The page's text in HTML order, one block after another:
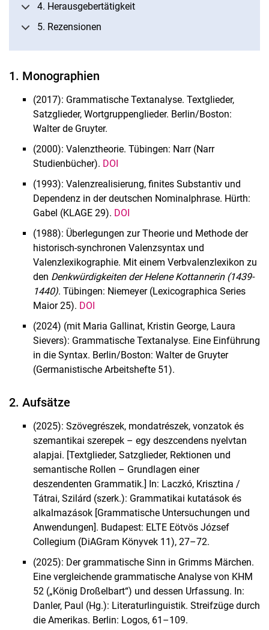
4. Herausgebertätigkeit
5. Rezensionen
1. Monographien
(2017): Grammatische Textanalyse. Textglieder,
Satzglieder, Wortgruppenglieder. Berlin/Boston:
Walter de Gruyter.
(2000): Valenztheorie. Tübingen: Narr (Narr
Studienbücher). DOI
(1993): Valenzrealisierung, finites Substantiv und
Dependenz in der deutschen Nominal­phrase. Hürth:
Gabel (KLAGE 29). DOI
(1988): Überlegungen zur Theorie und Methode der
historisch-synchronen Valenzsyntax und
Valenzlexikographie. Mit einem Verbvalenzlexikon zu
den Denkwürdigkeiten der Helene Kottannerin (1439-
1440). Tübingen: Niemeyer (Lexicographica Series
Maior 25). DOI
(2024) (mit Maria Gallinat, Kristin George, Laura
Sievers): Grammatische Textanalyse. Eine Einführung
in die Syntax. Berlin/Boston: Walter de Gruyter
(Germanistische Arbeitshefte 51).
2. Aufsätze
(2025): Szövegrészek, mondatrészek, vonzatok és
szemantikai szerepek – egy deszcendens nyelvtan
alapjai. [Textglieder, Satzglieder, Rektionen und
semantische Rollen – Grundlagen einer
deszendenten Grammatik.] In: Laczkó, Krisztina /
Tátrai, Szilárd (szerk.): Grammatikai kutatások és
alkalmazások [Grammatische Untersuchungen und
Anwendungen]. Budapest: ELTE Eötvös József
Collegium (DiAGram Könyvek 11), 27–72.
(2025): Der grammatische Sinn in Grimms Märchen.
Eine vergleichende grammatische Analyse von KHM
52 („König Droßelbart“) und dessen Urfassung. In:
Danler, Paul (Hg.): Literaturlinguistik. Streifzüge durch
die Amerikas. Berlin: Logos, 61–109.